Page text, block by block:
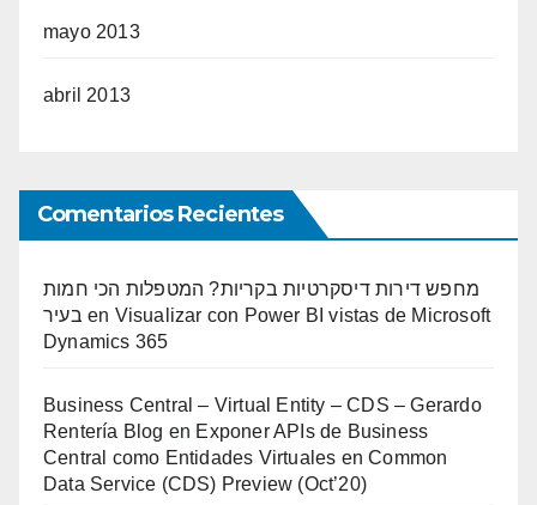
mayo 2013
abril 2013
Comentarios Recientes
מחפש דירות דיסקרטיות בקריות? המטפלות הכי חמות
בעיר en Visualizar con Power BI vistas de Microsoft
Dynamics 365
Business Central – Virtual Entity – CDS – Gerardo
Rentería Blog en Exponer APIs de Business
Central como Entidades Virtuales en Common
Data Service (CDS) Preview (Oct’20)